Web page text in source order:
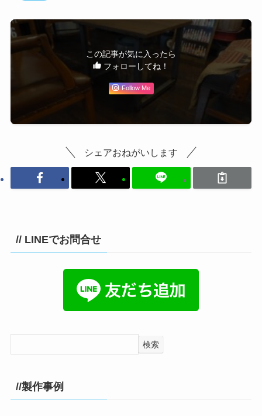
この記事が気に入ったら
フォローしてね！
Follow Me
シェアおねがいします
// LINEでお問合せ
検索
//製作事例